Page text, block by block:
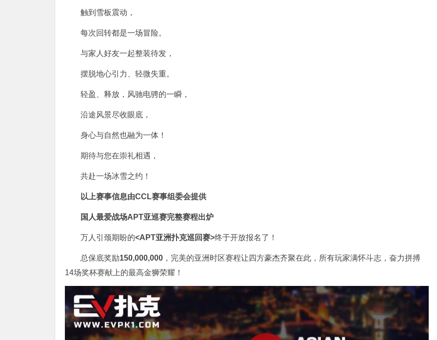
触到雪板震动，
每次回转都是一场冒险。
与家人好友一起整装待发，
摆脱地心引力、轻微失重。
轻盈、释放，风驰电骋的一瞬，
沿途风景尽收眼底，
身心与自然也融为一体！
期待与您在崇礼相遇，
共赴一场冰雪之约！
以上赛事信息由CCL赛事组委会提供
国人最爱战场APT亚巡赛完整赛程出炉
万人引颈期盼的<APT亚洲扑克巡回赛>终于开放报名了！
总保底奖励150,000,000 ，完美的亚洲时区赛程让四方豪杰齐聚在此，所有玩家满怀斗志，奋力拼搏
14场奖杯赛献上的最高金狮荣耀！